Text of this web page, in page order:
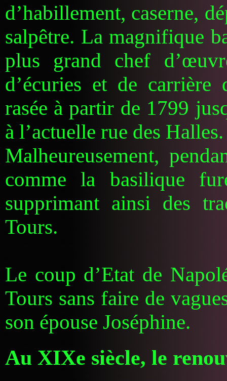
d’habillement, caserne,
salpêtre. La magnifique
plus grand chef
d’écuries et de
rasée à partir de 1799
à l’actuelle rue des Halles.
Malheureusement,
comme la basilique
supprimant ainsi des
Tours.
Le coup d’Etat de
Tours sans faire de
son épouse Joséphine.
Au XIXe siècle, le